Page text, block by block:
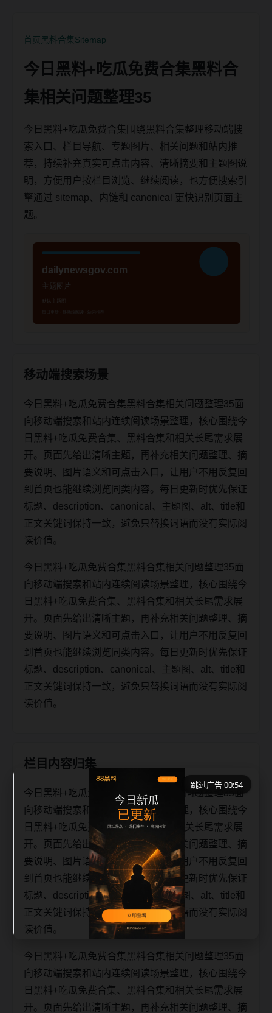
首页黑料合集Sitemap
今日黑料+吃瓜免费合集黑料合
集相关问题整理35
今日黑料+吃瓜免费合集围绕黑料合集整理移动端搜
索入口、栏目导航、专题图片、相关问题和站内推
荐，持续补充真实可点击内容、清晰摘要和主题图说
明，方便用户按栏目浏览、继续阅读，也方便搜索引
擎通过 sitemap、内链和 canonical 更快识别页面主
题。
移动端搜索场景
今日黑料+吃瓜免费合集黑料合集相关问题整理35面
向移动端搜索和站内连续阅读场景整理，核心围绕今
日黑料+吃瓜免费合集、黑料合集和相关长尾需求展
开。页面先给出清晰主题，再补充相关问题整理、摘
要说明、图片语义和可点击入口，让用户不用反复回
到首页也能继续浏览同类内容。每日更新时优先保证
标题、description、canonical、主题图、alt、title和
正文关键词保持一致，避免只替换词语而没有实际阅
读价值。
今日黑料+吃瓜免费合集黑料合集相关问题整理35面
向移动端搜索和站内连续阅读场景整理，核心围绕今
日黑料+吃瓜免费合集、黑料合集和相关长尾需求展
开。页面先给出清晰主题，再补充相关问题整理、摘
要说明、图片语义和可点击入口，让用户不用反复回
到首页也能继续浏览同类内容。每日更新时优先保证
标题、description、canonical、主题图、alt、title和
正文关键词保持一致，避免只替换词语而没有实际阅
读价值。
栏目内容归集
今日黑料+吃瓜免费合集黑料合集相关问题整理35面
向移动端搜索和站内连续阅读场景整理，核心围绕今
日黑料+吃瓜免费合集、黑料合集和相关长尾需求展
开。页面先给出清晰主题，再补充相关问题整理、摘
要说明、图片语义和可点击入口，让用户不用反复回
到首页也能继续浏览同类内容。每日更新时优先保证
标题、description、canonical、主题图、alt、title和
正文关键词保持一致，避免只替换词语而没有实际阅
读价值。
今日黑料+吃瓜免费合集黑料合集相关问题整理35面
向移动端搜索和站内连续阅读场景整理，核心围绕今
日黑料+吃瓜免费合集、黑料合集和相关长尾需求展
开。页面先给出清晰主题，再补充相关问题整理、摘
跳过广告 00:54